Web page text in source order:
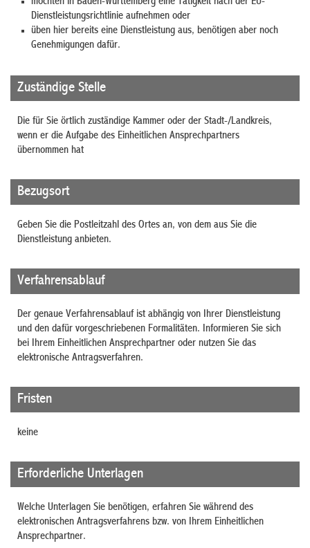
Dienstleistungsrichtlinie aufnehmen oder
üben hier bereits eine Dienstleistung aus, benötigen aber noch
Genehmigungen dafür.
Zuständige Stelle
Die für Sie örtlich zuständige Kammer oder der Stadt-/Landkreis,
wenn er die Aufgabe des Einheitlichen Ansprechpartners
übernommen hat
Bezugsort
Geben Sie die Postleitzahl des Ortes an, von dem aus Sie die
Dienstleistung anbieten.
Verfahrensablauf
Der genaue Verfahrensablauf ist abhängig von Ihrer Dienstleistung
und den dafür vorgeschriebenen Formalitäten. Informieren Sie sich
bei Ihrem Einheitlichen Ansprechpartner oder nutzen Sie das
elektronische Antragsverfahren.
Fristen
keine
Erforderliche Unterlagen
Welche Unterlagen Sie benötigen, erfahren Sie während des
elektronischen Antragsverfahrens bzw. von Ihrem Einheitlichen
Ansprechpartner.